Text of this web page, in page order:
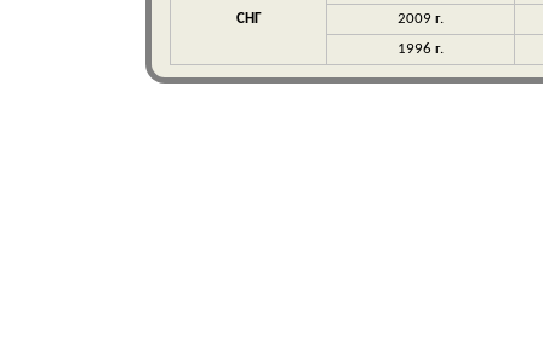
СНГ
2009 г.
1996 г.